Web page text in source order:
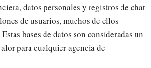
datos personales y registros de chat
de usuarios, muchos de ellos
bases de datos son consideradas un
para cualquier agencia de